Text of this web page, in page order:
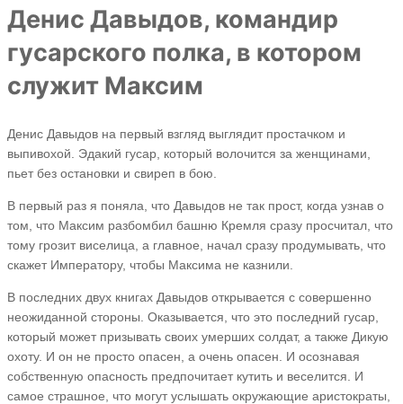
Денис Давыдов, командир
гусарского полка, в котором
служит Максим
Денис Давыдов на первый взгляд выглядит простачком и
выпивохой. Эдакий гусар, который волочится за женщинами,
пьет без остановки и свиреп в бою.
В первый раз я поняла, что Давыдов не так прост, когда узнав о
том, что Максим разбомбил башню Кремля сразу просчитал, что
тому грозит виселица, а главное, начал сразу продумывать, что
скажет Императору, чтобы Максима не казнили.
В последних двух книгах Давыдов открывается с совершенно
неожиданной стороны. Оказывается, что это последний гусар,
который может призывать своих умерших солдат, а также Дикую
охоту. И он не просто опасен, а очень опасен. И осознавая
собственную опасность предпочитает кутить и веселится. И
самое страшное, что могут услышать окружающие аристократы,